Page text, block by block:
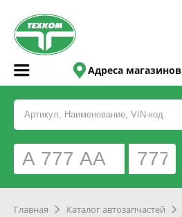
Адреса магазинов
Главная Каталог автозапчастей